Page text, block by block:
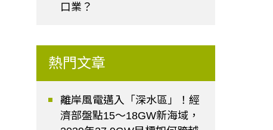
口業？
熱門文章
離岸風電邁入「深水區」！經
濟部盤點15～18GW新海域，